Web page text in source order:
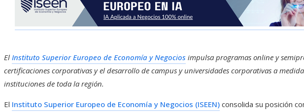
El Instituto Superior Europeo de Economía y Negocios impulsa programas online y
certificaciones corporativas y el desarrollo de campus y universidades corporativas a
instituciones de toda la región.
El Instituto Superior Europeo de Economía y Negocios (ISEEN) consolida su posición